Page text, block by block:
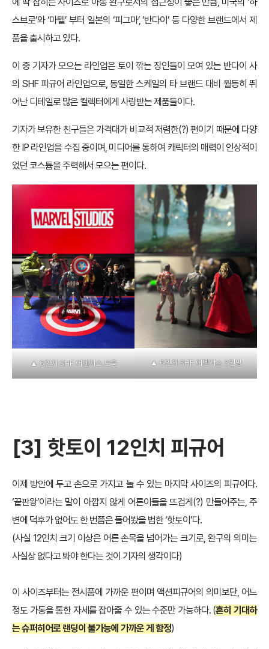
스브로’와 ‘마텔’ 부터 일본의 ‘피그마’, ‘반다이’ 등 다양한 브랜드에서 제
품을 출시하고 있다.
이 중 기자가 모으는 라인업은 토이 깎는 장인들이 모여 있는 반다이 사
의 SHF 피규어 라인업으로, 동일한 스케일의 타 브랜드 대비 월등히 뛰
어난 디테일로 많은 컬렉터에게 사랑받는 제품들이다.
기자가 보유한 친구들은 가격대가 비교적 저렴한(?) 편이기 때문에 다양
한 IP 라인업을 수집 중이며, 미디어를 통하여 캐릭터의 매력이 인상적이
었던 코스튬을 주력해서 모으는 편이다.
▲ 6인치 SHF 어벤져스 모음 ▲ 6인치 SHF 어벤져스 3인방
[3] 핫토이 12인치 피규어
이제 방안에 두고 손으로 가지고 놀 수 있는 마지막 사이즈의 피규어다.
‘끝판왕’이라는 말이 아깝지 않게 어른이들을 뜨겁게(?) 만들어주는, 주
변에 덕후가 없어도 한 번쯤은 들어봤을 법한 ‘핫토이’다.
(사실 12인치 크기 이상은 어른 손목을 넘어가는 크기로, 완구의 의미는
사실상 없다고 봐야 한다는 것이 기자의 생각이다)
이 사이즈부터는 전시품에 가까운 편이며 액션피규어의 의미보단, 어느
정도 가동을 통한 자세를 잡아줄 수 있는 수준만 가능하다. (흔히 기대하
는 슈퍼히어로 랜딩이 불가능에 가까운 게 함정)